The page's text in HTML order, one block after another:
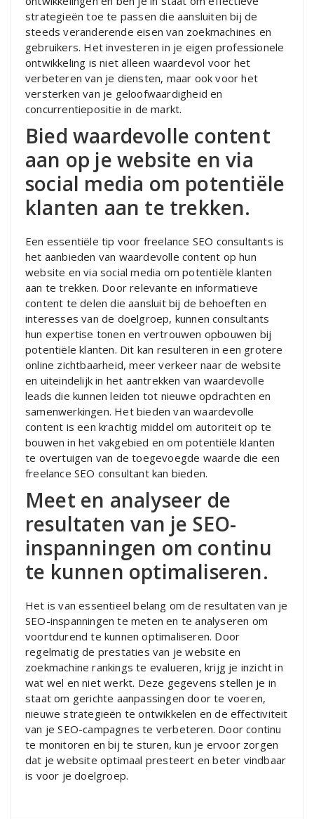
strategieën toe te passen die aansluiten bij de
steeds veranderende eisen van zoekmachines en
gebruikers. Het investeren in je eigen professionele
ontwikkeling is niet alleen waardevol voor het
verbeteren van je diensten, maar ook voor het
versterken van je geloofwaardigheid en
concurrentiepositie in de markt.
Bied waardevolle content
aan op je website en via
social media om potentiële
klanten aan te trekken.
Een essentiële tip voor freelance SEO consultants is
het aanbieden van waardevolle content op hun
website en via social media om potentiële klanten
aan te trekken. Door relevante en informatieve
content te delen die aansluit bij de behoeften en
interesses van de doelgroep, kunnen consultants
hun expertise tonen en vertrouwen opbouwen bij
potentiële klanten. Dit kan resulteren in een grotere
online zichtbaarheid, meer verkeer naar de website
en uiteindelijk in het aantrekken van waardevolle
leads die kunnen leiden tot nieuwe opdrachten en
samenwerkingen. Het bieden van waardevolle
content is een krachtig middel om autoriteit op te
bouwen in het vakgebied en om potentiële klanten
te overtuigen van de toegevoegde waarde die een
freelance SEO consultant kan bieden.
Meet en analyseer de
resultaten van je SEO-
inspanningen om continu
te kunnen optimaliseren.
Het is van essentieel belang om de resultaten van je
SEO-inspanningen te meten en te analyseren om
voortdurend te kunnen optimaliseren. Door
regelmatig de prestaties van je website en
zoekmachine rankings te evalueren, krijg je inzicht in
wat wel en niet werkt. Deze gegevens stellen je in
staat om gerichte aanpassingen door te voeren,
nieuwe strategieën te ontwikkelen en de effectiviteit
van je SEO-campagnes te verbeteren. Door continu
te monitoren en bij te sturen, kun je ervoor zorgen
dat je website optimaal presteert en beter vindbaar
is voor je doelgroep.